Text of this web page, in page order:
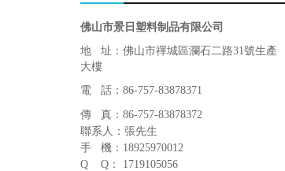
佛山市景日塑料制品有限公司
地 址：佛山市禪城區瀾石二路31號生產
大樓
電 話：86-757-83878371
傳 真：86-757-83878372
聯系人：張先生
手 機：18925970012
Q Q： 1719105056